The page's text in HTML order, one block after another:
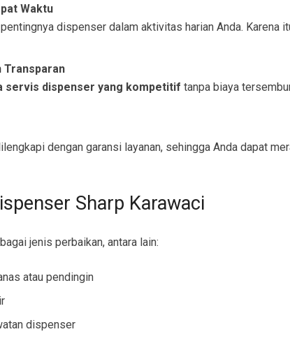
Waktu
dispenser dalam aktivitas harian Anda.
Transparan
servis dispenser yang kompetitif tanpa biaya
dengan garansi layanan, sehingga Anda dapat
Sharp Karawaci
jenis perbaikan, antara lain:
atau pendingin
dispenser